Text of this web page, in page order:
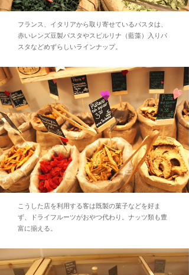
フランス、イタリアから取り寄せているパスタは、
赤いレンズ豆製パスタやスピルリナ（藍藻）入りパ
スタなどめずらしいラインナップ。
こうした店を利用する客は既製の菓子などを好ま
ず、ドライフルーツがおやつ代わり。ナッツ類も豊
富に揃える。